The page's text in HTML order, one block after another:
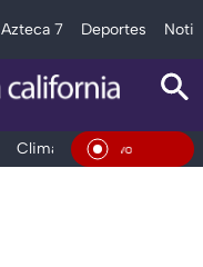
Azteca 7 Deportes
Clima Deportes En